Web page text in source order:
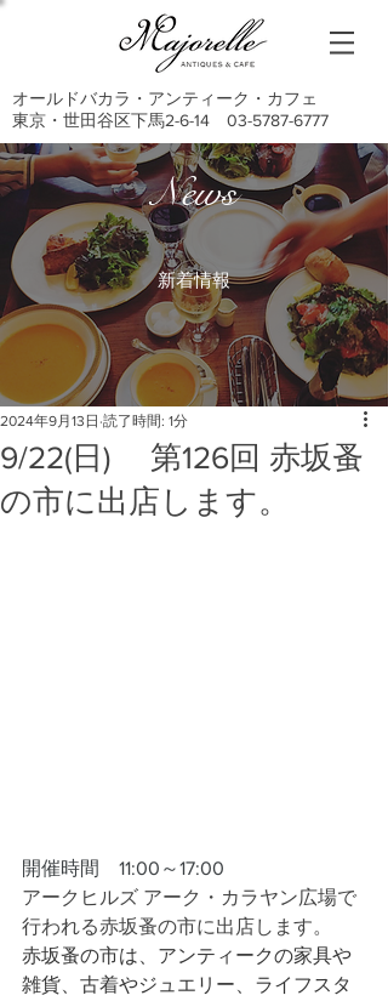
オールドバカラ・アンティーク・カフェ
東京・世田谷区下馬2-6-14 03-5787-6777
News
新着情報
9/22(日) 第126回 赤坂蚤
の市に出店します。
2024年9月13日 読了時間: 1分
開催時間　11:00～17:00
アークヒルズ アーク・カラヤン広場で
行われる赤坂蚤の市に出店します。
赤坂蚤の市は、アンティークの家具や
雑貨、古着やジュエリー、ライフスタ